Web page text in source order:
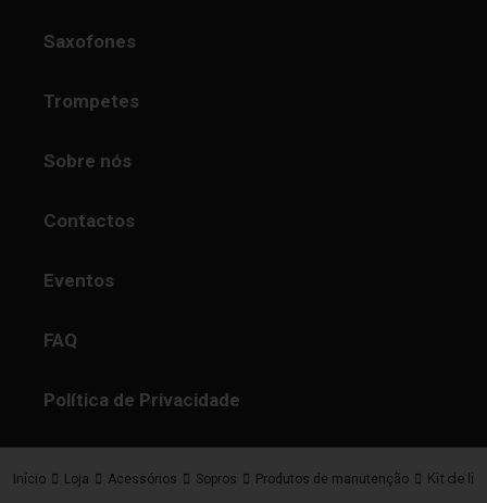
Saxofones
Trompetes
Sobre nós
Contactos
Eventos
FAQ
Política de Privacidade
Início Loja Acessórios Sopros Produtos de manutenção Kit de